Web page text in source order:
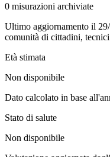
0 misurazioni archiviate
Ultimo aggiornamento il
comunità di cittadini,
Età stimata
Non disponibile
Dato calcolato in base
Stato di salute
Non disponibile